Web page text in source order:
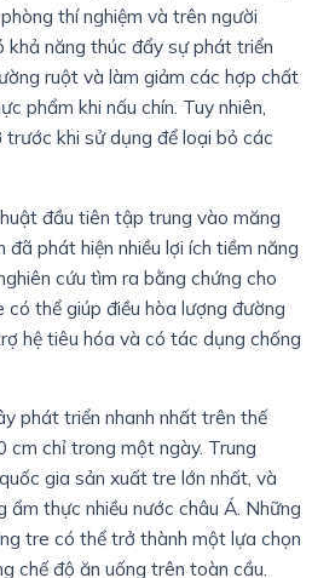
thí nghiệm và trên người
năng thúc đẩy sự phát triển
ruột và làm giảm các hợp chất
phẩm khi nấu chín. Tuy nhiên,
khi sử dụng để loại bỏ các
đầu tiên tập trung vào măng
phát hiện nhiều lợi ích tiềm năng
cứu tìm ra bằng chứng cho
thể giúp điều hòa lượng đường
hệ tiêu hóa và có tác dụng chống
phát triển nhanh nhất trên thế
cm chỉ trong một ngày. Trung
gia sản xuất tre lớn nhất, và
thực nhiều nước châu Á. Những
tre có thể trở thành một lựa chọn
chế độ ăn uống trên toàn cầu.